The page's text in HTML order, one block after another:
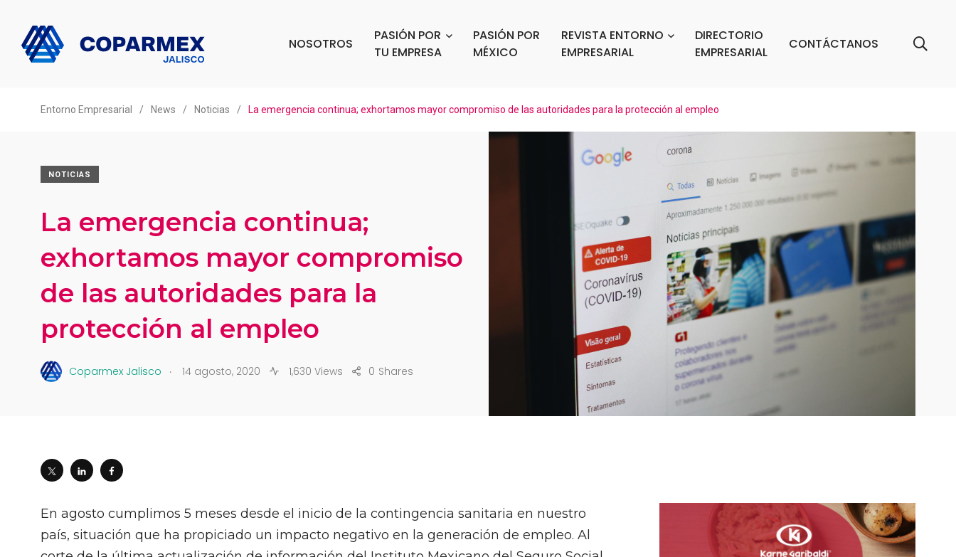
NOSOTROS
PASIÓN POR
TU EMPRESA
PASIÓN POR
MÉXICO
REVISTA ENTORNO
EMPRESARIAL
DIRECTORIO
EMPRESARIAL
CONTÁCTANOS
Entorno Empresarial / News / Noticias / La emergencia continua; exhortamos mayor compromiso de las autoridades para la protección al empleo
NOTICIAS
La emergencia continua;
exhortamos mayor compromiso
de las autoridades para la
protección al empleo
Coparmex Jalisco . 14 agosto, 2020 1,630 Views Shares
0
En agosto cumplimos 5 meses desde el inicio de la contingencia sanitaria en nuestro
país, situación que ha propiciado un impacto negativo en la generación de empleo. Al